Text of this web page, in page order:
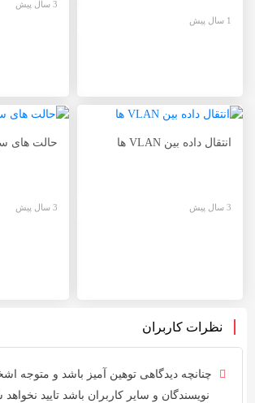
1 سال پیش
3 سال پیش
انتقال داده بین VLAN ها
3 سال پیش
حالت های
3 سال پیش
نظرات کاربران
چنانچه دیدگاهی توهین آمیز باشد و متوجه
نویسندگان و سایر کاربران باشد تایید نخواهد